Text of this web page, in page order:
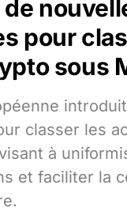
pour
sous
classer les
à
et faciliter la